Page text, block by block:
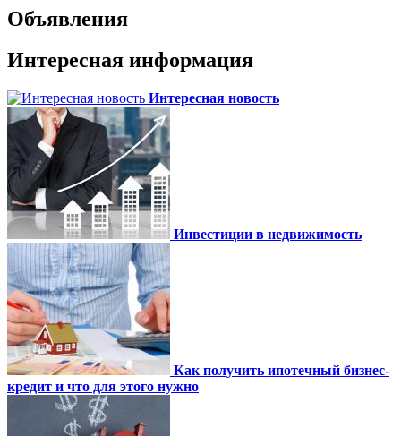
Объявления
Интересная информация
Интересная новость
Инвестиции в недвижимость
Как получить ипотечный бизнес-
кредит и что для этого нужно